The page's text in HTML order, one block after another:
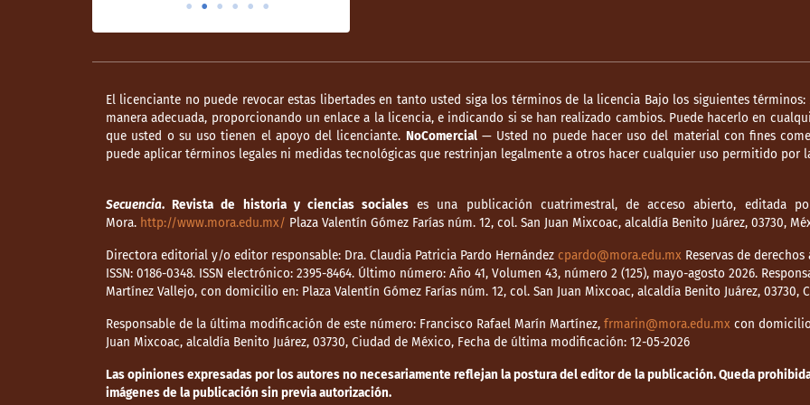
El licenciante no puede revocar estas libertades en tanto usted siga los términos de la licencia Bajo los siguientes términos:
manera adecuada, proporcionando un enlace a la licencia, e indicando si se han realizado cambios. Puede hacerlo en
que usted o su uso tienen el apoyo del licenciante. NoComercial— Usted no puede hacer uso del material con fines
puede aplicar términos legales ni medidas tecnológicas que restrinjan legalmente a otros hacer cualquier uso permitido por
Secuencia. Revista de historia y ciencias sociales es una publicación cuatrimestral, de acceso abierto, editada
Mora. http://www.mora.edu.mx/ Plaza Valentín Gómez Farías núm. 12, col. San Juan Mixcoac, alcaldía Benito Juárez, 03730,
Directora editorial y/o editor responsable: Dra. Claudia Patricia Pardo Hernández cpardo@mora.edu.mx Reservas de
ISSN: 0186-0348. ISSN electrónico: 2395-8464. Último número: Año 41, Volumen 43, número 2 (125), mayo-agosto 2026.
Martínez Vallejo, con domicilio en: Plaza Valentín Gómez Farías núm. 12, col. San Juan Mixcoac, alcaldía Benito Juárez, 03730,
Responsable de la última modificación de este número: Francisco Rafael Marín Martínez, frmarin@mora.edu.mx con domicilio
Juan Mixcoac, alcaldía Benito Juárez, 03730, Ciudad de México, Fecha de última modificación: 12-05-2026
Las opiniones expresadas por los autores no necesariamente reflejan la postura del editor de la publicación. Queda
imágenes de la publicación sin previa autorización.